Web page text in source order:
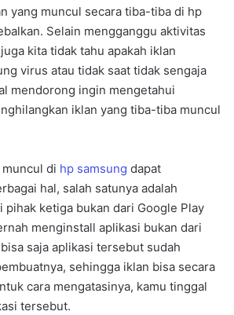
yang muncul secara tiba-tiba di hp
Selain mengganggu aktivitas
kita tidak tahu apakah iklan
virus atau tidak saat tidak sengaja
mendorong ingin mengetahui
iklan yang tiba-tiba muncul
di hp samsung dapat
hal, salah satunya adalah
pihak ketiga bukan dari Google Play
menginstall aplikasi bukan dari
saja aplikasi tersebut sudah
sehingga iklan bisa secara
cara mengatasinya, kamu tinggal
tersebut.